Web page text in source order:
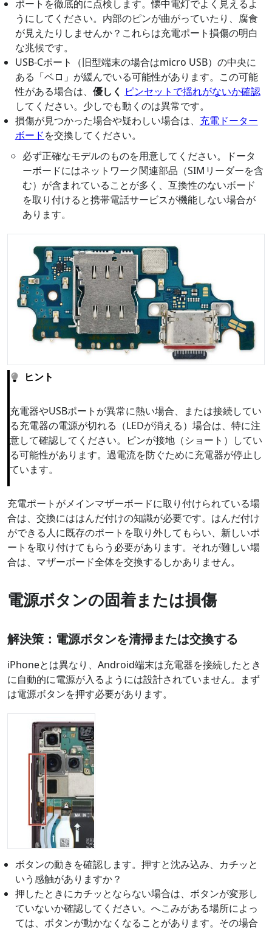
ポートを徹底的に点検します。懐中電灯でよく見えるよ
うにしてください。内部のピンが曲がっていたり、腐食
が見えたりしませんか？これらは充電ポート損傷の明白
な兆候です。
USB-Cポート（旧型端末の場合はmicro USB）の中央に
ある「ベロ」が緩んでいる可能性があります。この可能
性がある場合は、 優しく ピンセットで揺れがないか確認
してください。少しでも動くのは異常です。
損傷が見つかった場合や疑わしい場合は、 充電ドーター
ボードを交換してください。
必ず正確なモデルのものを用意してください。ドータ
ーボードにはネットワーク関連部品（SIMリーダーを含
む）が含まれていることが多く、互換性のないボード
を取り付けると携帯電話サービスが機能しない場合が
あります。
ヒント
充電器やUSBポートが異常に熱い場合、または接続してい
る充電器の電源が切れる（LEDが消える）場合は、特に注
意して確認してください。ピンが接地（ショート）してい
る可能性があります。過電流を防ぐために充電器が停止し
ています。
充電ポートがメインマザーボードに取り付けられている場
合は、交換にははんだ付けの知識が必要です。はんだ付け
ができる人に既存のポートを取り外してもらい、新しいポ
ートを取り付けてもらう必要があります。それが難しい場
合は、マザーボード全体を交換するしかありません。
電源ボタンの固着または損傷
解決策：電源ボタンを清掃または交換する
iPhoneとは異なり、Android端末は充電器を接続したとき
に自動的に電源が入るようには設計されていません。まず
は電源ボタンを押す必要があります。
ボタンの動きを確認します。押すと沈み込み、カチッと
いう感触がありますか？
押したときにカチッとならない場合は、ボタンが変形し
ていないか確認してください。へこみがある場所によっ
ては、ボタンが動かなくなることがあります。その場合